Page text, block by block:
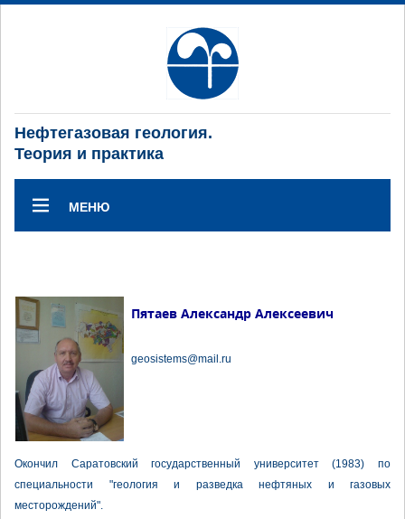
Нефтегазовая геология.
Теория и практика
МЕНЮ
Пятаев Александр Алексеевич
geosistems@mail.ru
Окончил Саратовский государственный университет (1983) по
специальности "геология и разведка нефтяных и газовых
месторождений".